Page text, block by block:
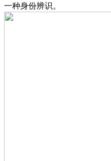
一种身份辨识。